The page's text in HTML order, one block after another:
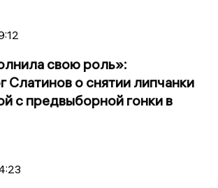
свою роль»:
Слатинов о снятии липчанки
с предвыборной гонки в